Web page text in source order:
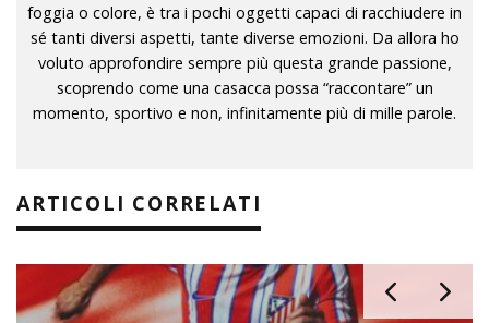
foggia o colore, è tra i pochi oggetti capaci di racchiudere in
sé tanti diversi aspetti, tante diverse emozioni. Da allora ho
voluto approfondire sempre più questa grande passione,
scoprendo come una casacca possa “raccontare” un
momento, sportivo e non, infinitamente più di mille parole.
ARTICOLI CORRELATI